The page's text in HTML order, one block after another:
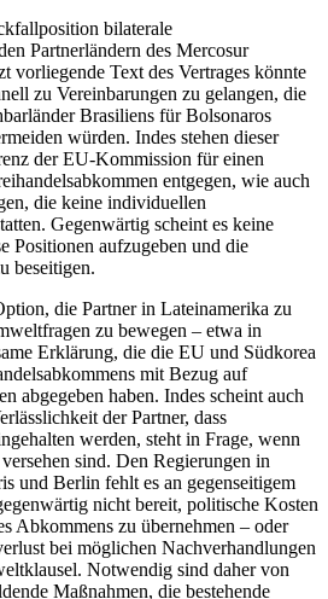
bilaterale
Partnerländern des Mercosur
vorliegende Text des Vertrages könnte
zu Vereinbarungen zu gelangen, die
Brasiliens für Bolsonaros
würden. Indes stehen dieser
der EU-Kommission für einen
entgegen, wie auch
die keine individuellen
Gegenwärtig scheint es keine
Positionen aufzugeben und die
beseitigen.
die Partner in Lateinamerika zu
zu bewegen – etwa in
Erklärung, die die EU und Südkorea
mit Bezug auf
abgegeben haben. Indes scheint auch
der Partner, dass
werden, steht in Frage, wenn
sind. Den Regierungen in
und Berlin fehlt es an gegenseitigem
nicht bereit, politische Kosten
Abkommens zu übernehmen – oder
bei möglichen Nachverhandlungen
Notwendig sind daher von
Maßnahmen, die bestehende